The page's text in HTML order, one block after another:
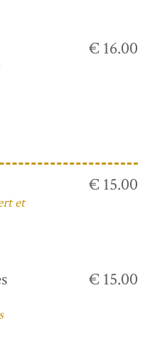
€ 16.00
et
€ 15.00
€ 15.00